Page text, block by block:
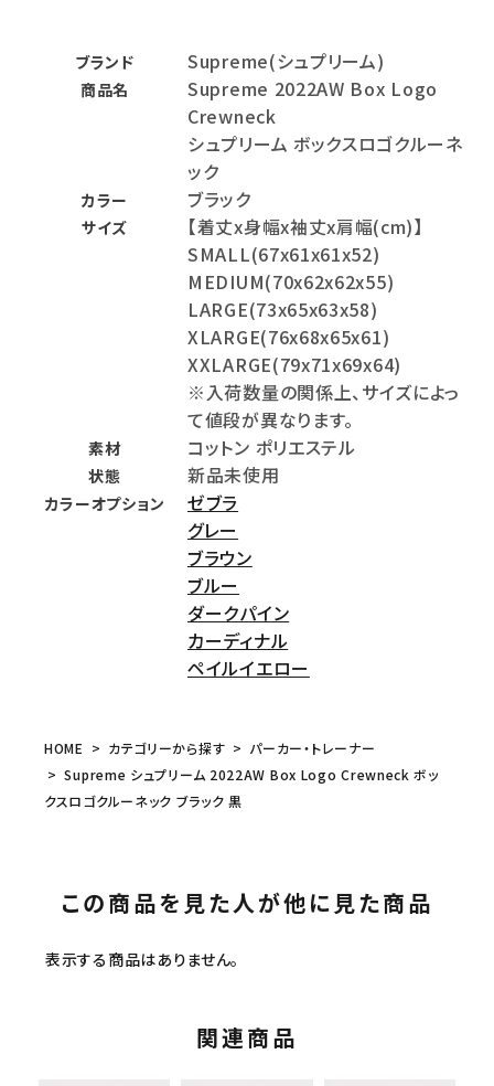
ブランド Supreme(シュプリーム)
商品名
Supreme 2022AW Box Logo
Crewneck
シュプリーム ボックスロゴクルーネ
ック
カラー ブラック
サイズ
【着丈x身幅x袖丈x肩幅(cm)】
SMALL(67x61x61x52)
MEDIUM(70x62x62x55)
LARGE(73x65x63x58)
XLARGE(76x68x65x61)
XXLARGE(79x71x69x64)
※入荷数量の関係上、サイズによっ
て値段が異なります。
素材 コットン ポリエステル
状態 新品未使用
カラーオプション
ゼブラ
グレー
ブラウン
ブルー
ダークパイン
カーディナル
ペイルイエロー
HOME カテゴリーから探す
パーカー・トレーナー
Supreme シュプリーム 2022AW Box Logo Crewneck ボッ
クスロゴクルーネック ブラック 黒
この商品を見た人が他に見た商品
表示する商品はありません。
関連商品